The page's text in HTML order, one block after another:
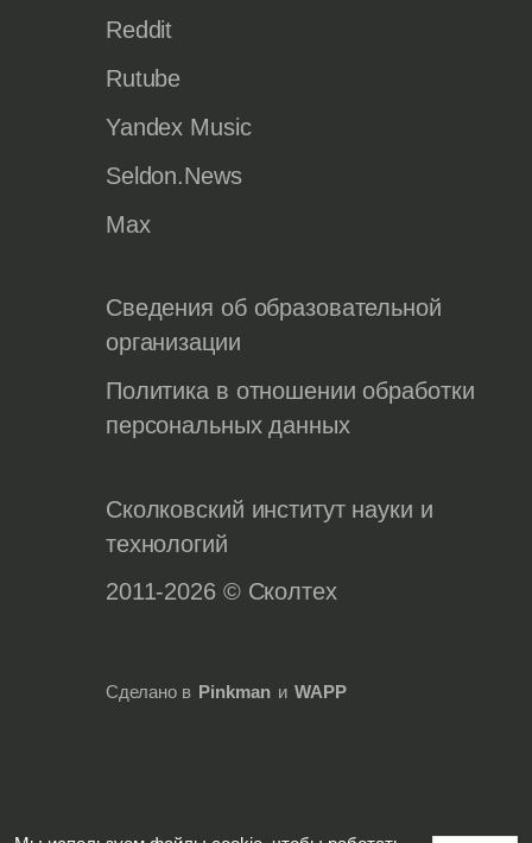
Reddit
Rutube
Yandex Music
Seldon.News
Max
Сведения об образовательной
организации
Политика в отношении обработки
персональных данных
Сколковский институт науки и
технологий
2011-2026 © Сколтех
Сделано в Pinkman и WAPP